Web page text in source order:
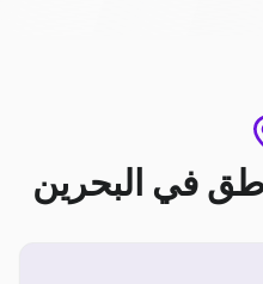
في البحرين